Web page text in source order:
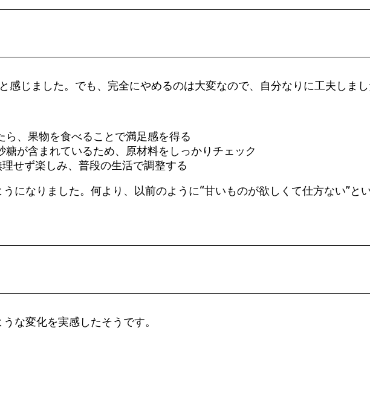
感じました。でも、完全にやめるのは大変なので、自分なりに工夫しまし
ら、果物を食べることで満足感を得る
糖が含まれているため、原材料をしっかりチェック
理せず楽しみ、普段の生活で調整する
になりました。何より、以前のように“甘いものが欲しくて仕方ない”と
な変化を実感したそうです。